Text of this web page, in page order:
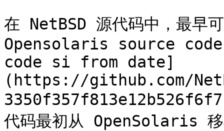
在 NetBSD 源代码中，最
Opensolaris source
code si from date]
(https://github.com/
代码最初从 OpenSolaris 移